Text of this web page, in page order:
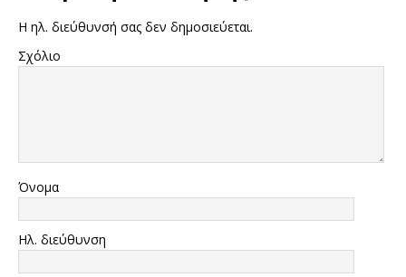
Η ηλ. διεύθυνσή σας δεν δημοσιεύεται.
Σχόλιο
Όνομα
Ηλ. διεύθυνση